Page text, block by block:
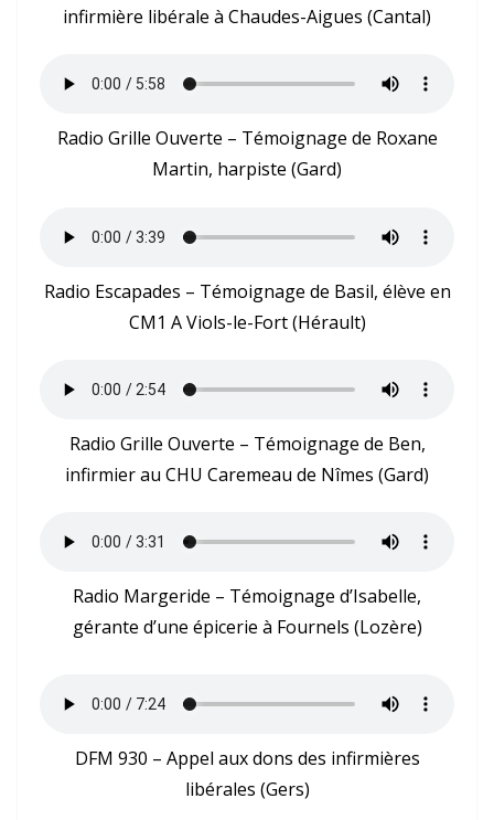
infirmière libérale à Chaudes-Aigues (Cantal)
Radio Grille Ouverte – Témoignage de Roxane
Martin, harpiste (Gard)
Radio Escapades – Témoignage de Basil, élève en
CM1 A Viols-le-Fort (Hérault)
Radio Grille Ouverte – Témoignage de Ben,
infirmier au CHU Caremeau de Nîmes (Gard)
Radio Margeride – Témoignage d’Isabelle,
gérante d’une épicerie à Fournels (Lozère)
DFM 930 – Appel aux dons des infirmières
libérales (Gers)